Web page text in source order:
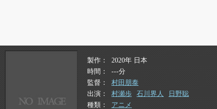
製作
2020年 日本
時間
---分
監督
村田朋泰
出演
村瀬歩 石川界人
日野聡
種類
アニメ